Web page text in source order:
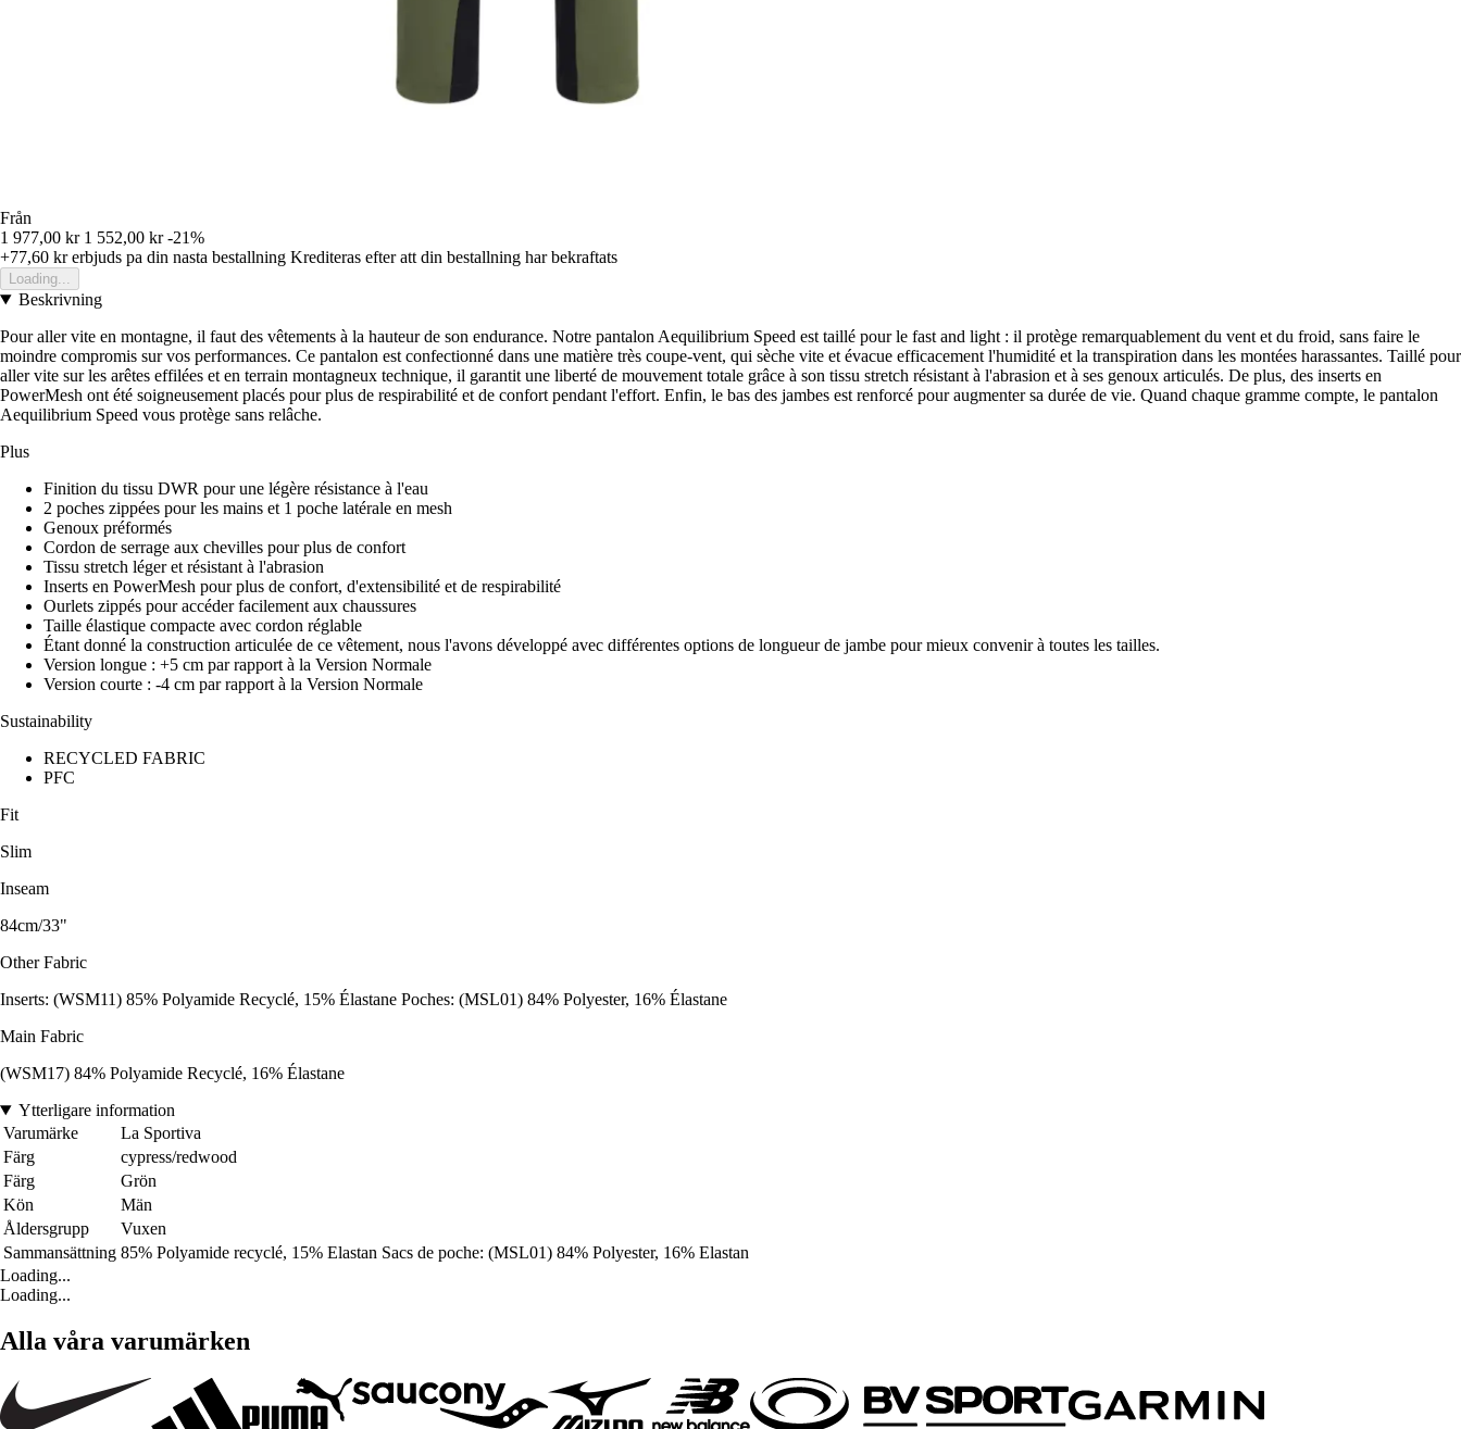
Från
1 977,00 kr 1 552,00 kr -21%
+77,60 krerbjuds pa din nasta bestallning Krediteras efter att din bestallning har bekraftats
Loading...
Beskrivning
Pour aller vite en montagne, il faut des vêtements à la hauteur de son endurance. Notre pantalon Aequilibrium Speed est taillé pour le fast and light : il protège remarquablement du vent et du froid, sans faire le
moindre compromis sur vos performances. Ce pantalon est confectionné dans une matière très coupe-vent, qui sèche vite et évacue efficacement l'humidité et la transpiration dans les montées harassantes. Taillé pour
aller vite sur les arêtes effilées et en terrain montagneux technique, il garantit une liberté de mouvement totale grâce à son tissu stretch résistant à l'abrasion et à ses genoux articulés. De plus, des inserts en
PowerMesh ont été soigneusement placés pour plus de respirabilité et de confort pendant l'effort. Enfin, le bas des jambes est renforcé pour augmenter sa durée de vie. Quand chaque gramme compte, le pantalon
Aequilibrium Speed vous protège sans relâche.
Plus
Finition du tissu DWR pour une légère résistance à l'eau
2 poches zippées pour les mains et 1 poche latérale en mesh
Genoux préformés
Cordon de serrage aux chevilles pour plus de confort
Tissu stretch léger et résistant à l'abrasion
Inserts en PowerMesh pour plus de confort, d'extensibilité et de respirabilité
Ourlets zippés pour accéder facilement aux chaussures
Taille élastique compacte avec cordon réglable
Étant donné la construction articulée de ce vêtement, nous l'avons développé avec différentes options de longueur de jambe pour mieux convenir à toutes les tailles.
Version longue : +5 cm par rapport à la Version Normale
Version courte : -4 cm par rapport à la Version Normale
Sustainability
RECYCLED FABRIC
PFC
Fit
Slim
Inseam
84cm/33"
Other Fabric
Inserts: (WSM11) 85% Polyamide Recyclé, 15% Élastane Poches: (MSL01) 84% Polyester, 16% Élastane
Main Fabric
(WSM17) 84% Polyamide Recyclé, 16% Élastane
Ytterligare information
Varumärke
La Sportiva
Färg
cypress/redwood
Färg
Grön
Kön
Män
Åldersgrupp
Vuxen
Sammansättning 85% Polyamide recyclé, 15% Elastan Sacs de poche: (MSL01) 84% Polyester, 16% Elastan
Loading...
Loading...
Alla våra varumärken